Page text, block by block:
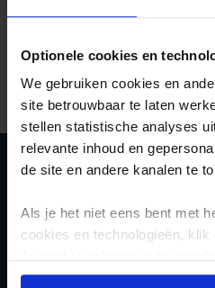
Optionele cookies en
We gebruiken cookies en
site betrouwbaar te laten
stellen statistische analyses
relevante inhoud en
de site en andere kanalen te
Als je het niet eens bent met
cookies en technologieën, klik
onder aan de pagina op elk
omdat miljoenen arbeiders
hebben veel mensen
moeilijker en duurder om
regelen. Ook de grote
overvol met Chinezen.